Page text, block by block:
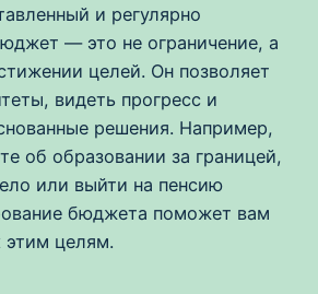
и регулярно
— это не ограничение, а
целей. Он позволяет
видеть прогресс и
решения. Например,
об образовании за границей,
или выйти на пенсию
бюджета поможет вам
этим целям.